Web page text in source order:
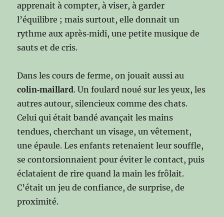
apprenait à compter, à viser, à garder
l’équilibre ; mais surtout, elle donnait un
rythme aux après‑midi, une petite musique de
sauts et de cris.
Dans les cours de ferme, on jouait aussi au
colin‑maillard. Un foulard noué sur les yeux, les
autres autour, silencieux comme des chats.
Celui qui était bandé avançait les mains
tendues, cherchant un visage, un vêtement,
une épaule. Les enfants retenaient leur souffle,
se contorsionnaient pour éviter le contact, puis
éclataient de rire quand la main les frôlait.
C’était un jeu de confiance, de surprise, de
proximité.